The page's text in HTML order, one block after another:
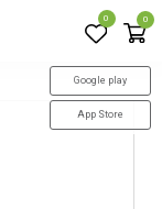
0 0
Google play
App Store